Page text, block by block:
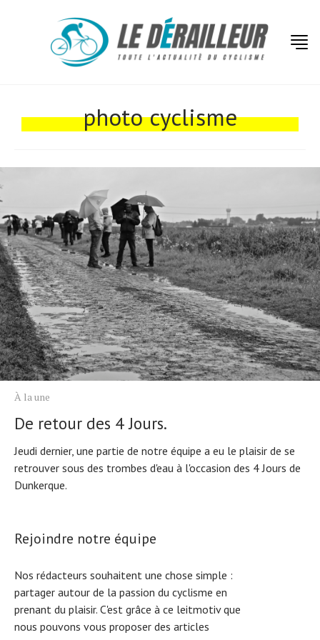
photo cyclisme
À la une
De retour des 4 Jours.
Jeudi dernier, une partie de notre équipe a eu le plaisir de se
retrouver sous des trombes d'eau à l'occasion des 4 Jours de
Dunkerque.
Rejoindre notre équipe
Nos rédacteurs souhaitent une chose simple :
partager autour de la passion du cyclisme en
prenant du plaisir. C'est grâce à ce leitmotiv que
nous pouvons vous proposer des articles
Tests de produits
Tous nos articles
À propos